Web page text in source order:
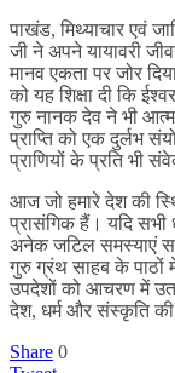
पाखंड, मिथ्याचार एवं
जी ने अपने यायावरी
मानव एकता पर जोर
को यह शिक्षा दी कि
गुरु नानक देव ने भी
प्राप्ति को एक दुर्लभ
प्राणियों के प्रति भी
आज जो हमारे देश की
प्रासंगिक हैं। यदि सभी
अनेक जटिल समस्याएं
गुरु ग्रंथ साहब के
उपदेशों को आचरण में
देश, धर्म और संस्कृति की
Share 0